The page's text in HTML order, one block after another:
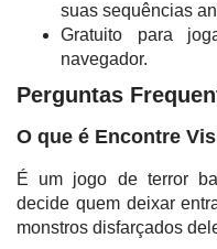
suas sequências
Gratuito para
navegador.
Perguntas
O que é Encontre
É um jogo de terror
decide quem deixar
monstros disfarçados